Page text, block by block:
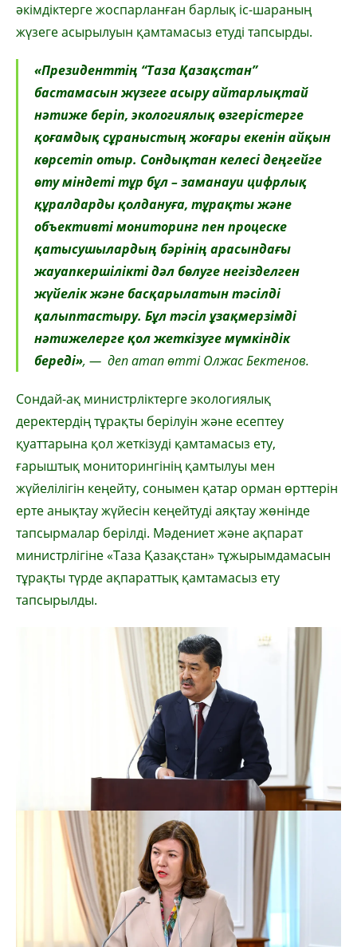
әкімдіктерге жоспарланған барлық іс-шараның
жүзеге асырылуын қамтамасыз етуді тапсырды.
«Президенттің “Таза Қазақстан”
бастамасын жүзеге асыру айтарлықтай
нәтиже беріп, экологиялық өзгерістерге
қоғамдық сұраныстың жоғары екенін айқын
көрсетіп отыр. Сондықтан келесі деңгейге
өту міндеті тұр бұл – заманауи цифрлық
құралдарды қолдануға, тұрақты және
объективті мониторинг пен процеске
қатысушылардың бәрінің арасындағы
жауапкершілікті дәл бөлуге негізделген
жүйелік және басқарылатын тәсілді
қалыптастыру. Бұл тәсіл ұзақмерзімді
нәтижелерге қол жеткізуге мүмкіндік
береді», — деп атап өтті Олжас Бектенов.
Сондай-ақ министрліктерге экологиялық
деректердің тұрақты берілуін және есептеу
қуаттарына қол жеткізуді қамтамасыз ету,
ғарыштық мониторингінің қамтылуы мен
жүйелілігін кеңейту, сонымен қатар орман өрттерін
ерте анықтау жүйесін кеңейтуді аяқтау жөнінде
тапсырмалар берілді. Мәдениет және ақпарат
министрлігіне «Таза Қазақстан» тұжырымдамасын
тұрақты түрде ақпараттық қамтамасыз ету
тапсырылды.